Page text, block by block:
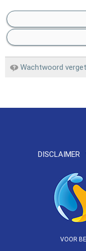
Wachtwoord
DISCLAIMER
VOOR